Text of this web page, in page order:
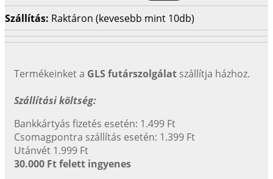
Szállítás: Raktáron (kevesebb mint 10db)
Termékeinket a GLS futárszolgálat szállítja házhoz.
Szállítási költség:
Bankkártyás fizetés esetén: 1.499 Ft
Csomagpontra szállítás esetén: 1.399 Ft
Utánvét 1.999 Ft
30.000 Ft felett ingyenes